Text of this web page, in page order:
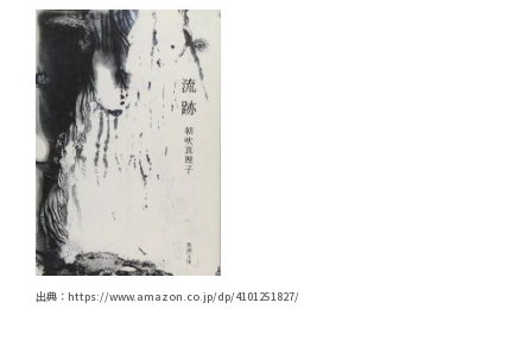
出典：https://www.amazon.co.jp/dp/4101251827/